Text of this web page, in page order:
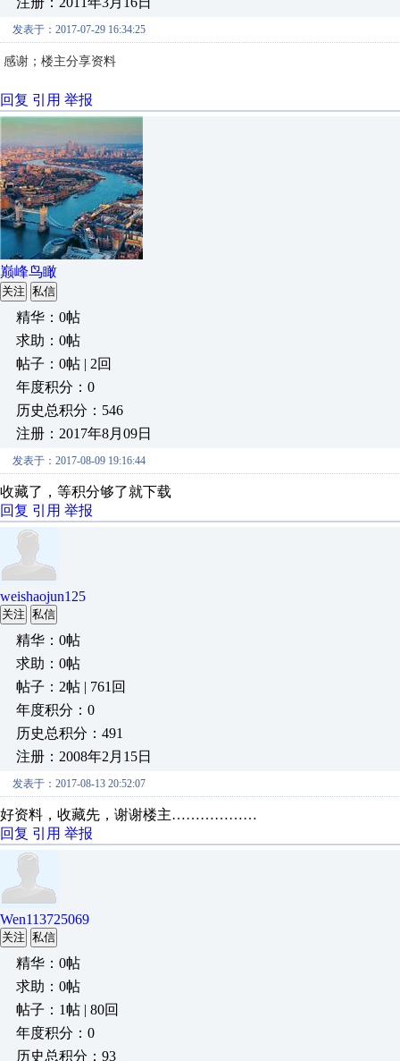
发表于：2017-07-29 16:34:25
感谢；楼主分享资料
回复 引用 举报
巅峰鸟瞰
关注 私信
精华：0帖
求助：0帖
帖子：0帖 | 2回
年度积分：0
历史总积分：546
注册：2017年8月09日
发表于：2017-08-09 19:16:44
收藏了，等积分够了就下载
回复 引用 举报
weishaojun125
关注 私信
精华：0帖
求助：0帖
帖子：2帖 | 761回
年度积分：0
历史总积分：491
注册：2008年2月15日
发表于：2017-08-13 20:52:07
好资料，收藏先，谢谢楼主………………
回复 引用 举报
Wen113725069
关注 私信
精华：0帖
求助：0帖
帖子：1帖 | 80回
年度积分：0
历史总积分：93